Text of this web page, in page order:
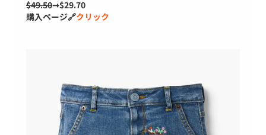
$49.50➞$29.70
購入ページ🔗クリック